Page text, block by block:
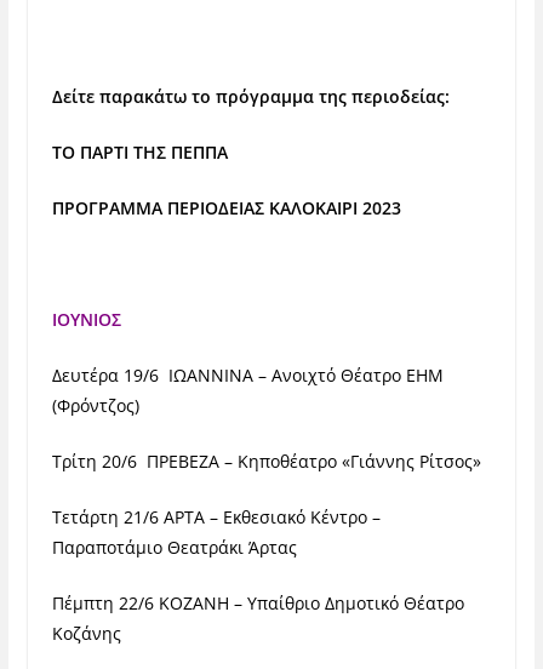
Δείτε παρακάτω το πρόγραμμα της περιοδείας:
ΤΟ ΠΑΡΤΙ ΤΗΣ ΠΕΠΠΑ
ΠΡΟΓΡΑΜΜΑ ΠΕΡΙΟΔΕΙΑΣ ΚΑΛΟΚΑΙΡΙ 2023
ΙΟΥΝΙΟΣ
Δευτέρα 19/6 ΙΩΑΝΝΙΝΑ – Ανοιχτό Θέατρο ΕΗΜ
(Φρόντζος)
Τρίτη 20/6 ΠΡΕΒΕΖΑ – Κηποθέατρο «Γιάννης Ρίτσος»
Τετάρτη 21/6 ΑΡΤΑ – Εκθεσιακό Κέντρο –
Παραποτάμιο Θεατράκι Άρτας
Πέμπτη 22/6 ΚΟΖΑΝΗ – Υπαίθριο Δημοτικό Θέατρο
Κοζάνης